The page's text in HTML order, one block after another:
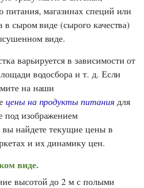
питания, магазинах специй или
в сыром виде (сырого качества)
виде.
варьируется в зависимости от
водосбора и т. д. Если
на наши
цены на продукты питаниядля
изображением
найдете текущие цены в
и их динамику цен.
виде.
высотой до 2 м с полыми